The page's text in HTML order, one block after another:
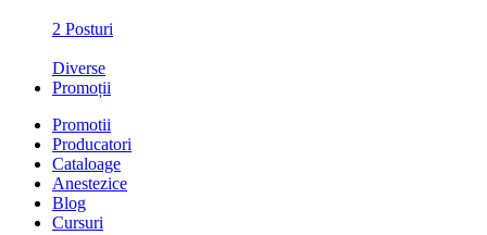
2 Posturi
Diverse
Promoții
Promotii
Producatori
Cataloage
Anestezice
Blog
Cursuri